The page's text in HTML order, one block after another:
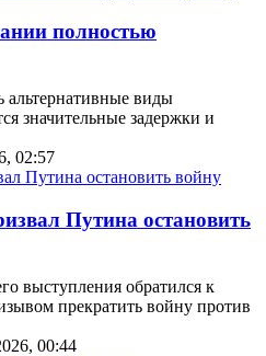
полностью
альтернативные виды
значительные задержки и
02:57
Путина остановить
выступления обратился к
прекратить войну против
00:44